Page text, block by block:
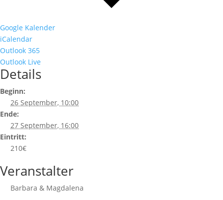
Google Kalender
iCalendar
Outlook 365
Outlook Live
Details
Beginn:
26 September, 10:00
Ende:
27 September, 16:00
Eintritt:
210€
Veranstalter
Barbara & Magdalena